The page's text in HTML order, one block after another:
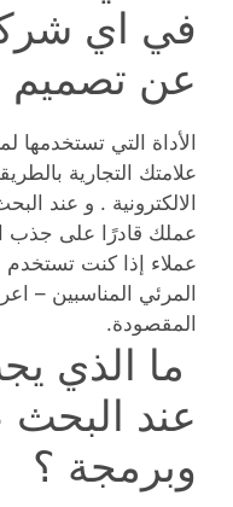
في اي
عن تصميم
الأداة التي
علامتك التجارية
الالكترونية . و عند
عملك قادرًا على جذب
عملاء إذا كنت تستخدم
المرئي المناسبين –
المقصودة.
ما الذي
عند
وبرمجة ؟